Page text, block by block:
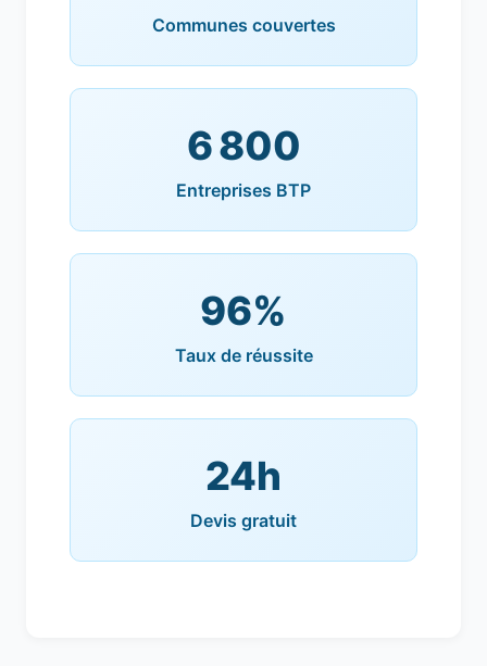
Communes couvertes
6 800
Entreprises BTP
96%
Taux de réussite
24h
Devis gratuit